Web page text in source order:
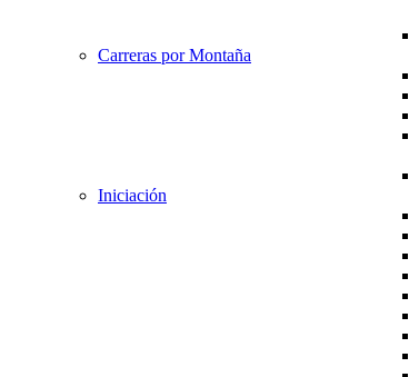
Carreras por Montaña
Iniciación